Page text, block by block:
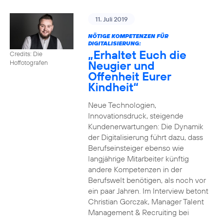
Credits: Die
Hoffotografen
11. Juli 2019
NÖTIGE KOMPETENZEN FÜR
DIGITALISIERUNG:
„Erhaltet Euch die
Neugier und
Offenheit Eurer
Kindheit“
Neue Technologien,
Innovationsdruck, steigende
Kundenerwartungen: Die Dynamik
der Digitalisierung führt dazu, dass
Berufseinsteiger ebenso wie
langjährige Mitarbeiter künftig
andere Kompetenzen in der
Berufswelt benötigen, als noch vor
ein paar Jahren. Im Interview betont
Christian Gorczak, Manager Talent
Management & Recruiting bei